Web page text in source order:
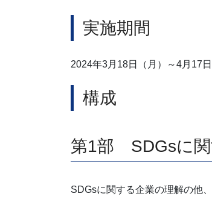
実施期間
2024年3月18日（月）～4月17日
構成
第1部 SDGsに関
SDGsに関する企業の理解の他